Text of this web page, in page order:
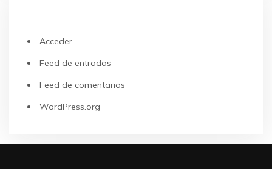
Acceder
Feed de entradas
Feed de comentarios
WordPress.org